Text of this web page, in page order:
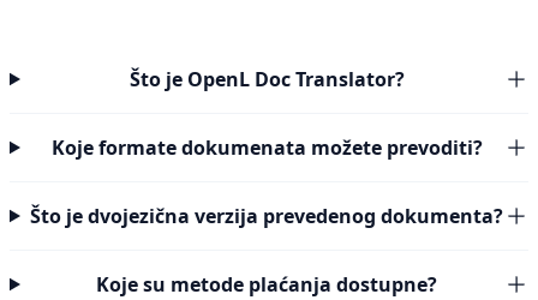
Što je OpenL Doc Translator?
Koje formate dokumenata možete prevoditi?
Što je dvojezična verzija prevedenog dokumenta?
Koje su metode plaćanja dostupne?